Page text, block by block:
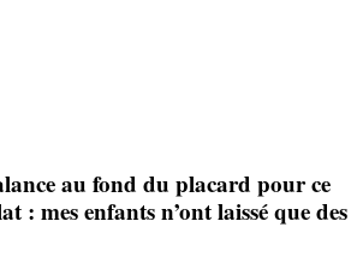
au fond du placard pour ce
: mes enfants n’ont laissé que des